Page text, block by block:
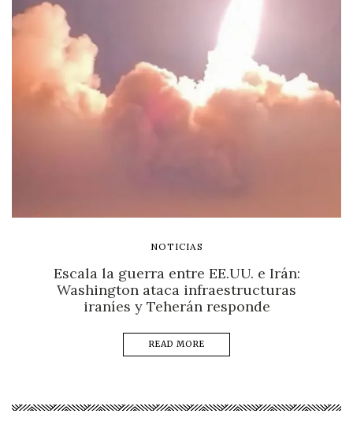
NOTICIAS
Escala la guerra entre EE.UU. e Irán:
Washington ataca infraestructuras
iraníes y Teherán responde
READ MORE